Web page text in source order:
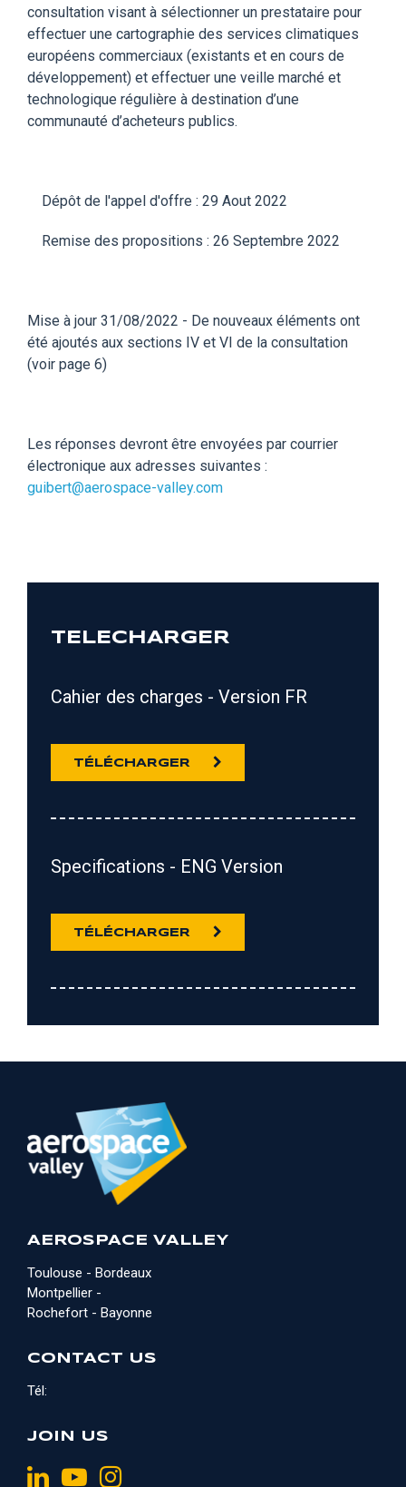
consultation visant à sélectionner un prestataire pour
effectuer une cartographie des services climatiques
européens commerciaux (existants et en cours de
développement) et effectuer une veille marché et
technologique régulière à destination d’une
communauté d’acheteurs publics.
Dépôt de l'appel d'offre : 29 Aout 2022
Remise des propositions : 26 Septembre 2022
Mise à jour 31/08/2022 - De nouveaux éléments ont
été ajoutés aux sections IV et VI de la consultation
(voir page 6)
Les réponses devront être envoyées par courrier
électronique aux adresses suivantes :
guibert@aerospace-valley.com
TELECHARGER
Cahier des charges - Version FR
TÉLÉCHARGER
Specifications - ENG Version
TÉLÉCHARGER
AEROSPACE VALLEY
Toulouse - Bordeaux
Montpellier -
Rochefort - Bayonne
CONTACT US
Tél:
JOIN US